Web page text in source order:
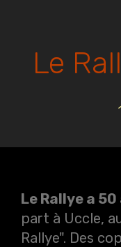
Le
Le Rallye a 50
part à Uccle,
Rallye". Des